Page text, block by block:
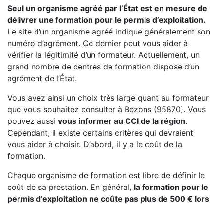
Seul un organisme agréé par l’État est en mesure de
délivrer une formation pour le permis d’exploitation.
Le site d’un organisme agréé indique généralement son
numéro d’agrément. Ce dernier peut vous aider à
vérifier la légitimité d’un formateur. Actuellement, un
grand nombre de centres de formation dispose d’un
agrément de l’État.
Vous avez ainsi un choix très large quant au formateur
que vous souhaitez consulter à Bezons (95870). Vous
pouvez aussi vous informer au CCI de la région.
Cependant, il existe certains critères qui devraient
vous aider à choisir. D’abord, il y a le coût de la
formation.
Chaque organisme de formation est libre de définir le
coût de sa prestation. En général, la formation pour le
permis d’exploitation ne coûte pas plus de 500 € lors